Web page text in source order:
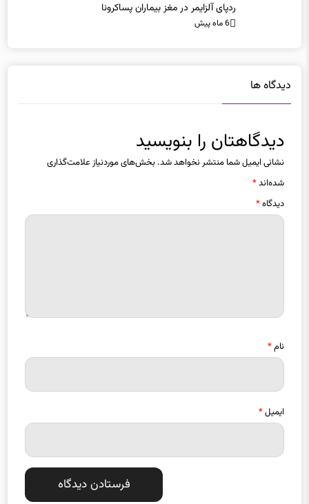
ردپای آلزایمر در مغز بیماران پساکرونا
6 ماه پیش
دیدگاه ها
دیدگاهتان را بنویسید
نشانی ایمیل شما منتشر نخواهد شد. بخش‌های موردنیاز علامت‌گذاری
شده‌اند*
دیدگاه*
نام*
ایمیل*